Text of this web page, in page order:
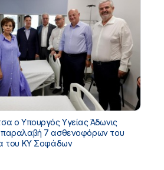
ο Υπουργός Υγείας Άδωνις
παραλαβή 7 ασθενοφόρων του
του ΚΥ Σοφάδων